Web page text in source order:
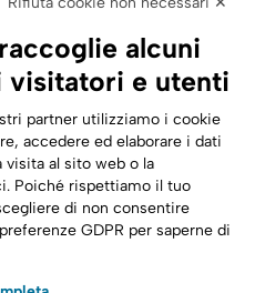
Sicurezza Digitale
Cloud
Seguici su:
alcuni
visitatori e utenti
partner utilizziamo i cookie
accedere ed elaborare i dati
visita al sito web o la
Poiché rispettiamo il tuo
di non consentire
GDPR per saperne di